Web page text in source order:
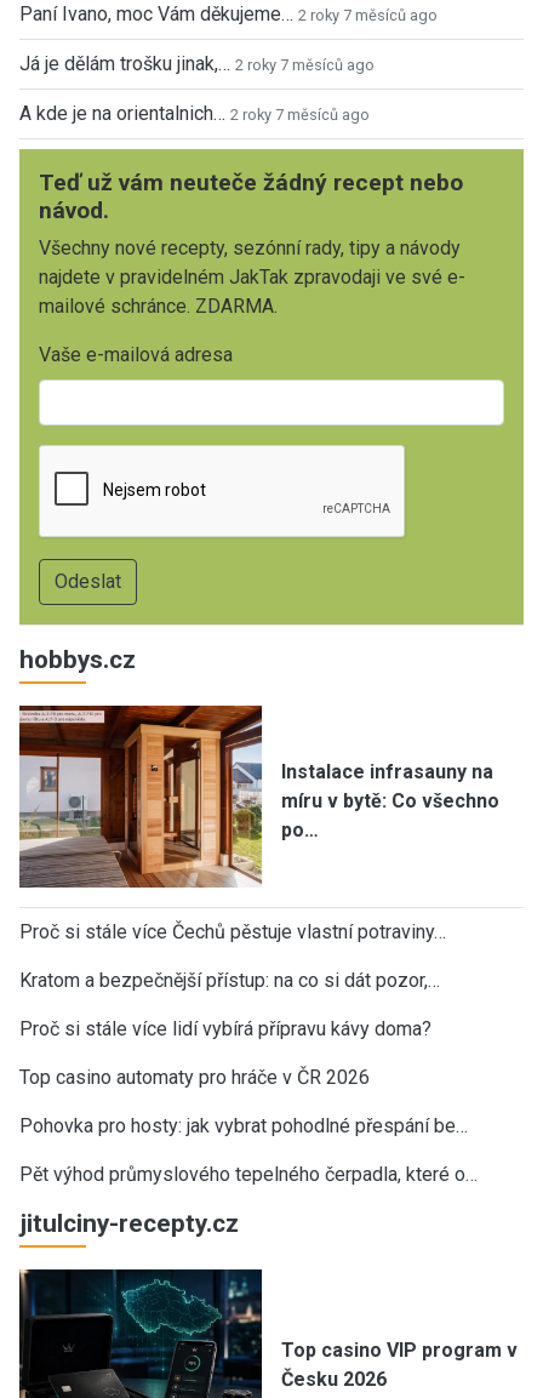
Paní Ivano, moc Vám děkujeme… 2 roky 7 měsíců ago
Já je dělám trošku jinak,… 2 roky 7 měsíců ago
A kde je na orientalnich… 2 roky 7 měsíců ago
Teď už vám neuteče žádný recept nebo
návod.
Všechny nové recepty, sezónní rady, tipy a návody
najdete v pravidelném JakTak zpravodaji ve své e-
mailové schránce. ZDARMA.
Vaše e-mailová adresa
hobbys.cz
Instalace infrasauny na
míru v bytě: Co všechno
po…
Proč si stále více Čechů pěstuje vlastní potraviny…
Kratom a bezpečnější přístup: na co si dát pozor,…
Proč si stále více lidí vybírá přípravu kávy doma?
Top casino automaty pro hráče v ČR 2026
Pohovka pro hosty: jak vybrat pohodlné přespání be…
Pět výhod průmyslového tepelného čerpadla, které o…
jitulciny-recepty.cz
Top casino VIP program v
Česku 2026